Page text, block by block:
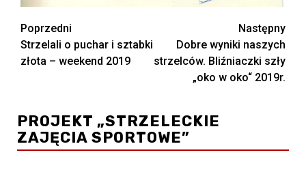
Zobacz
wpisy
Poprzedni
Strzelali o puchar i sztabki
złota – weekend 2019
Następny
Dobre wyniki naszych
strzelców. Bliźniaczki szły
„oko w oko“ 2019r.
PROJEKT „STRZELECKIE
ZAJĘCIA SPORTOWE”